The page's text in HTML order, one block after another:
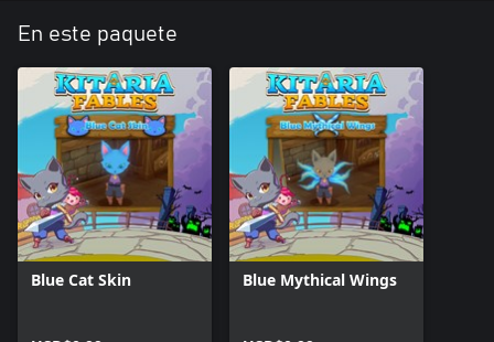
En este paquete
Blue Cat Skin Blue Mythical Wings